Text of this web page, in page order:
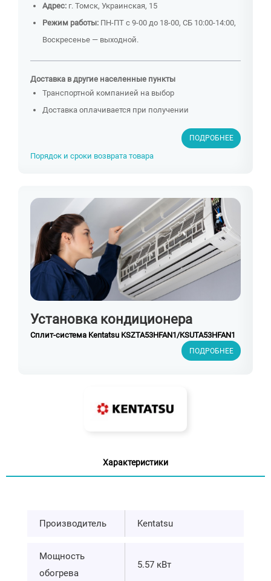
Адрес: г. Томск, Украинская, 15
Режим работы: ПН-ПТ с 9-00 до 18-00, СБ 10:00-14:00,
Воскресенье — выходной.
Доставка в другие населенные пункты
Транспортной компанией на выбор
Доставка оплачивается при получении
ПОДРОБНЕЕ
Порядок и сроки возврата товара
Установка кондиционера
Сплит-система Kentatsu KSZTA53HFAN1/KSUTA53HFAN1
ПОДРОБНЕЕ
Характеристики
Производитель Kentatsu
Мощность
обогрева
5.57 кВт